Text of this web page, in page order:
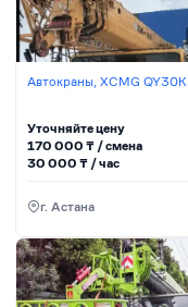
Автокраны, XCMG
Уточняйте цену
170 000 ₸ / сменa
30 000 ₸ / час
г. Астана